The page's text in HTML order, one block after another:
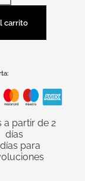
carrito
a partir de 2
días
para